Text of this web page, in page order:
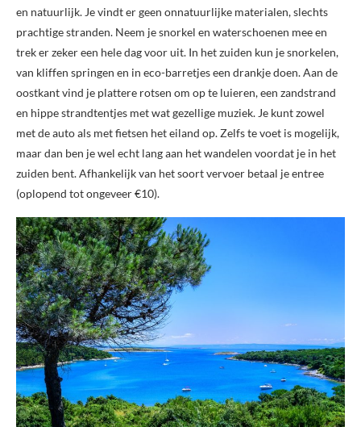
en natuurlijk. Je vindt er geen onnatuurlijke materialen, slechts
prachtige stranden. Neem je snorkel en waterschoenen mee en
trek er zeker een hele dag voor uit. In het zuiden kun je snorkelen,
van kliffen springen en in eco-barretjes een drankje doen. Aan de
oostkant vind je plattere rotsen om op te luieren, een zandstrand
en hippe strandtentjes met wat gezellige muziek. Je kunt zowel
met de auto als met fietsen het eiland op. Zelfs te voet is mogelijk,
maar dan ben je wel echt lang aan het wandelen voordat je in het
zuiden bent. Afhankelijk van het soort vervoer betaal je entree
(oplopend tot ongeveer €10).